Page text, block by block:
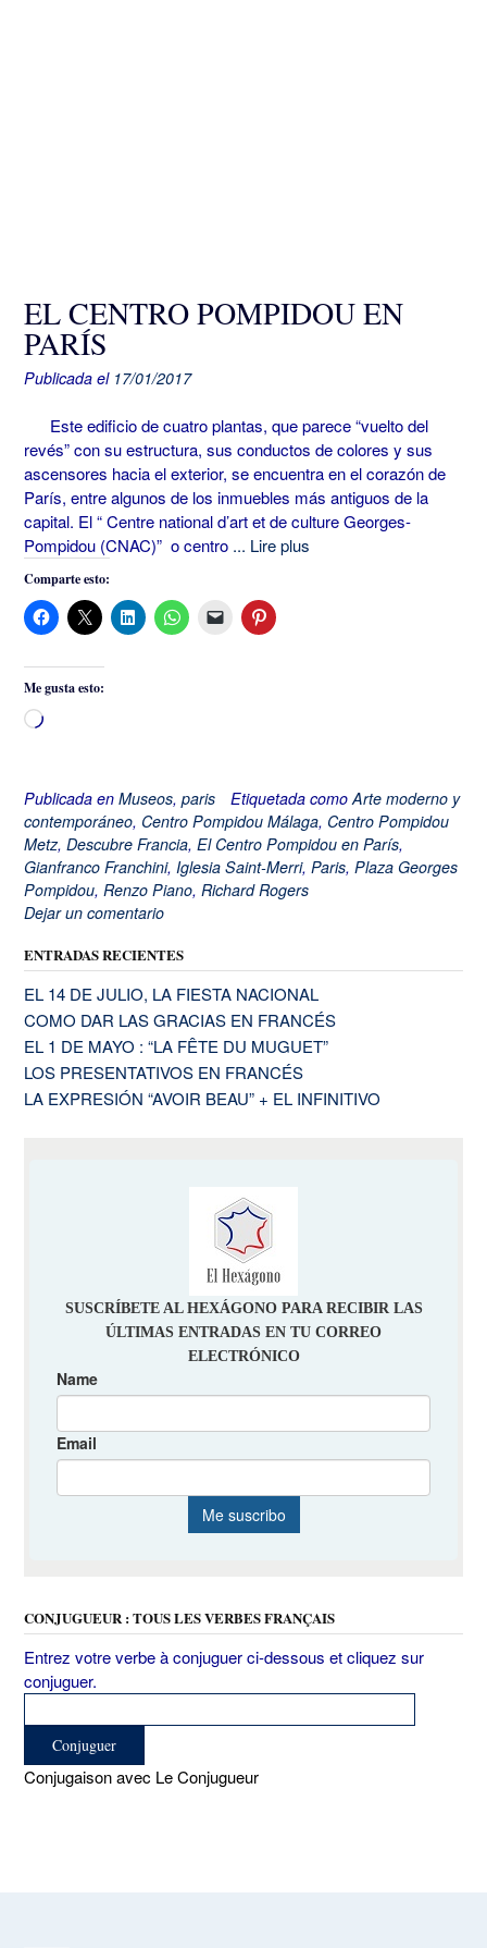
EL CENTRO POMPIDOU EN
PARÍS
Publicada el 17/01/2017
Este edificio de cuatro plantas, que parece “vuelto del
revés” con su estructura, sus conductos de colores y sus
ascensores hacia el exterior, se encuentra en el corazón de
París, entre algunos de los inmuebles más antiguos de la
capital. El “ Centre national d’art et de culture Georges-
Pompidou (CNAC)” o centro ... Lire plus
Comparte esto:
Me gusta esto:
Cargando...
Publicada en Museos, paris Etiquetada comoArte moderno y
contemporáneo, Centro Pompidou Málaga, Centro Pompidou
Metz, Descubre Francia, El Centro Pompidou en París,
Gianfranco Franchini, Iglesia Saint-Merri, Paris, Plaza Georges
Pompidou, Renzo Piano, Richard Rogers
Dejar un comentario
ENTRADAS RECIENTES
EL 14 DE JULIO, LA FIESTA NACIONAL
COMO DAR LAS GRACIAS EN FRANCÉS
EL 1 DE MAYO : “LA FÊTE DU MUGUET”
LOS PRESENTATIVOS EN FRANCÉS
LA EXPRESIÓN “AVOIR BEAU” + EL INFINITIVO
CONJUGUEUR : TOUS LES VERBES FRANÇAIS
Entrez votre verbe à conjuguer ci-dessous et cliquez sur
conjuguer.
Conjugaison avec Le Conjugueur